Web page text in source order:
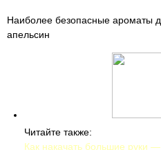
Наиболее безопасные ароматы
апельсин
Читайте также:
Как накачать большие руки